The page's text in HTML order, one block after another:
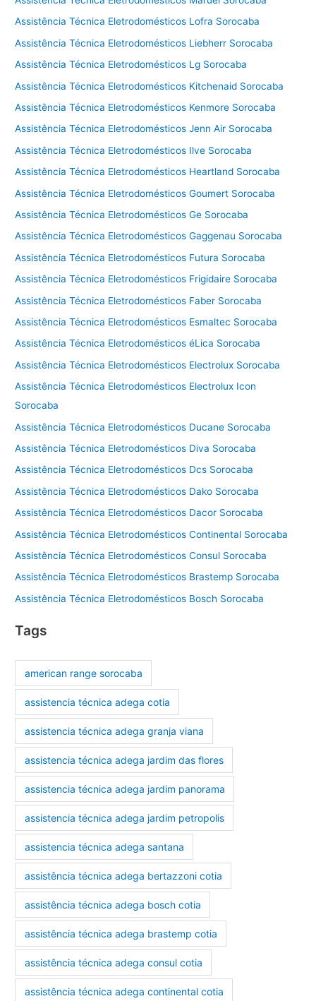
Assistência Técnica Eletrodomésticos Lofra Sorocaba
Assistência Técnica Eletrodomésticos Liebherr Sorocaba
Assistência Técnica Eletrodomésticos Lg Sorocaba
Assistência Técnica Eletrodomésticos Kitchenaid Sorocaba
Assistência Técnica Eletrodomésticos Kenmore Sorocaba
Assistência Técnica Eletrodomésticos Jenn Air Sorocaba
Assistência Técnica Eletrodomésticos Ilve Sorocaba
Assistência Técnica Eletrodomésticos Heartland Sorocaba
Assistência Técnica Eletrodomésticos Goumert Sorocaba
Assistência Técnica Eletrodomésticos Ge Sorocaba
Assistência Técnica Eletrodomésticos Gaggenau Sorocaba
Assistência Técnica Eletrodomésticos Futura Sorocaba
Assistência Técnica Eletrodomésticos Frigidaire Sorocaba
Assistência Técnica Eletrodomésticos Faber Sorocaba
Assistência Técnica Eletrodomésticos Esmaltec Sorocaba
Assistência Técnica Eletrodomésticos éLica Sorocaba
Assistência Técnica Eletrodomésticos Electrolux Sorocaba
Assistência Técnica Eletrodomésticos Electrolux Icon
Sorocaba
Assistência Técnica Eletrodomésticos Ducane Sorocaba
Assistência Técnica Eletrodomésticos Diva Sorocaba
Assistência Técnica Eletrodomésticos Dcs Sorocaba
Assistência Técnica Eletrodomésticos Dako Sorocaba
Assistência Técnica Eletrodomésticos Dacor Sorocaba
Assistência Técnica Eletrodomésticos Continental Sorocaba
Assistência Técnica Eletrodomésticos Consul Sorocaba
Assistência Técnica Eletrodomésticos Brastemp Sorocaba
Assistência Técnica Eletrodomésticos Bosch Sorocaba
Tags
american range sorocaba
assistencia técnica adega cotia
assistencia técnica adega granja viana
assistencia técnica adega jardim das flores
assistencia técnica adega jardim panorama
assistencia técnica adega jardim petropolis
assistencia técnica adega santana
assistência técnica adega bertazzoni cotia
assistência técnica adega bosch cotia
assistência técnica adega brastemp cotia
assistência técnica adega consul cotia
assistência técnica adega continental cotia